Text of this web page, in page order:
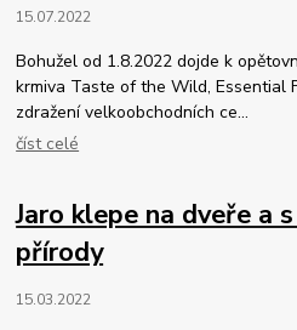
15.07.2022
Bohužel od 1.8.2022 dojde k
krmiva Taste of the Wild, Essential
zdražení velkoobchodních ce...
číst celé
Jaro klepe na dveře a
přírody
15.03.2022